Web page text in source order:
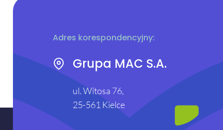
Adres korespondencyjny:
Grupa MAC S.A.
ul. Witosa 76,
25-561 Kielce